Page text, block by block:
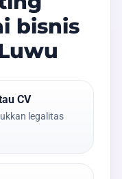
bisnis
CV
legalitas